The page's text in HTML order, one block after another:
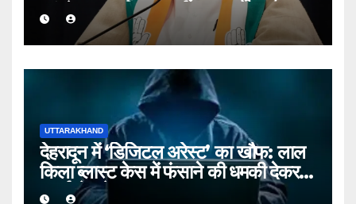
कांग्रेस का शक्ति प्रदर्शन
UTTARAKHAND
देहरादून में ‘डिजिटल अरेस्ट’ का खौफ: लाल
किला ब्लास्ट केस में फंसाने की धमकी देकर
बुजुर्ग से ठगे ₹13 लाख